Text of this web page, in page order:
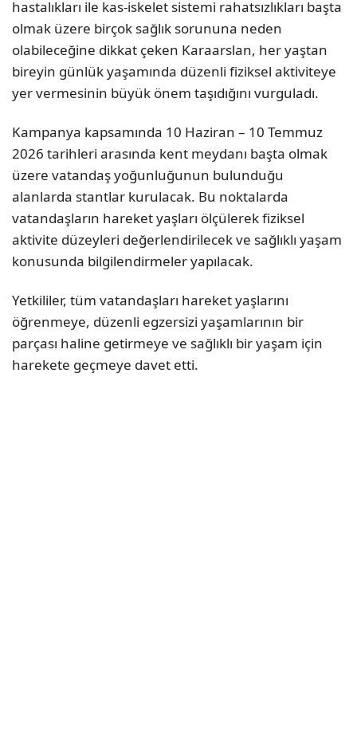
hastalıkları ile kas-iskelet sistemi rahatsızlıkları başta
olmak üzere birçok sağlık sorununa neden
olabileceğine dikkat çeken Karaarslan, her yaştan
bireyin günlük yaşamında düzenli fiziksel aktiviteye
yer vermesinin büyük önem taşıdığını vurguladı.
Kampanya kapsamında 10 Haziran – 10 Temmuz
2026 tarihleri arasında kent meydanı başta olmak
üzere vatandaş yoğunluğunun bulunduğu
alanlarda stantlar kurulacak. Bu noktalarda
vatandaşların hareket yaşları ölçülerek fiziksel
aktivite düzeyleri değerlendirilecek ve sağlıklı yaşam
konusunda bilgilendirmeler yapılacak.
Yetkililer, tüm vatandaşları hareket yaşlarını
öğrenmeye, düzenli egzersizi yaşamlarının bir
parçası haline getirmeye ve sağlıklı bir yaşam için
harekete geçmeye davet etti.